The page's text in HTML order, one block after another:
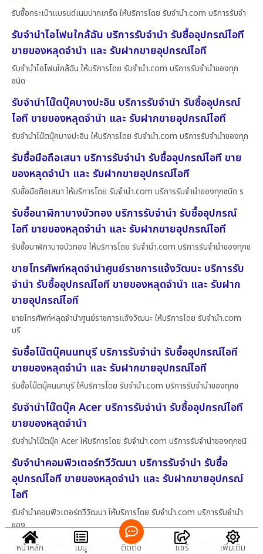
รับซื้อกระเป๋าแบรนด์เนมปากเกร็ด ให้บริการโดย รับจํานํา.com บริการรับจำ
รับจำนำไอโฟนใกล้ฉัน บริการรับจำนำ รับซื้ออุปกรณ์ไอที
ขายของหลุดจำนำ และ รับฝากขายอุปกรณ์ไอที
รับจำนำไอโฟนใกล้ฉัน ให้บริการโดย รับจํานํา.com บริการรับจำนำของทุก
ชนิด
รับจำนำโน๊ตบุ๊คบางปะอิน บริการรับจำนำ รับซื้ออุปกรณ์
ไอที ขายของหลุดจำนำ และ รับฝากขายอุปกรณ์ไอที
รับจำนำโน๊ตบุ๊คบางปะอิน ให้บริการโดย รับจํานํา.com บริการรับจำนำของทุก
รับซื้อมือถือเสนา บริการรับจำนำ รับซื้ออุปกรณ์ไอที ขาย
ของหลุดจำนำ และ รับฝากขายอุปกรณ์ไอที
รับซื้อมือถือเสนา ให้บริการโดย รับจํานํา.com บริการรับจำนำของทุกชนิด ร
รับซื้อนาฬิกาบางบัวทอง บริการรับจำนำ รับซื้ออุปกรณ์
ไอที ขายของหลุดจำนำ และ รับฝากขายอุปกรณ์ไอที
รับซื้อนาฬิกาบางบัวทอง ให้บริการโดย รับจํานํา.com บริการรับจำนำของทุกช
ขายโทรศัพท์หลุดจำนำศูนย์ราชการแจ้งวัฒนะ บริการรับ
จำนำ รับซื้ออุปกรณ์ไอที ขายของหลุดจำนำ และ รับฝาก
ขายอุปกรณ์ไอที
ขายโทรศัพท์หลุดจำนำศูนย์ราชการแจ้งวัฒนะ ให้บริการโดย รับจํานํา.com
บริ
รับซื้อโน๊ตบุ๊คนนทบุรี บริการรับจำนำ รับซื้ออุปกรณ์ไอที
ขายของหลุดจำนำ และ รับฝากขายอุปกรณ์ไอที
รับซื้อโน๊ตบุ๊คนนทบุรี ให้บริการโดย รับจํานํา.com บริการรับจำนำของทุกช
รับจำนำโน๊ตบุ๊ค Acer บริการรับจำนำ รับซื้ออุปกรณ์ไอที
ขายของหลุดจำนำ
รับจำนำโน๊ตบุ๊ค Acer ให้บริการโดย รับจํานํา.com บริการรับจำนำของทุกชนิ
รับจำนำคอมพิวเตอร์ทวีวัฒนา บริการรับจำนำ รับซื้อ
อุปกรณ์ไอที ขายของหลุดจำนำ และ รับฝากขายอุปกรณ์
ไอที
รับจำนำคอมพิวเตอร์ทวีวัฒนา ให้บริการโดย รับจํานํา.com บริการรับจำนำ
ของ
รับฝากขายไอโฟนอมตะซิตี้ บริการรับจำนำ รับซื้ออุปกรณ์
หน้าหลัก เมนู ติดต่อ แชร์ เพิ่มเติม